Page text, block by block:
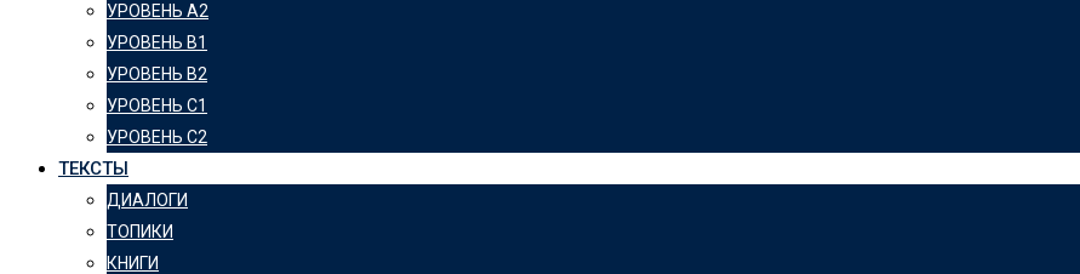
УРОВЕНЬ А2
УРОВЕНЬ B1
УРОВЕНЬ B2
УРОВЕНЬ C1
УРОВЕНЬ C2
ТЕКСТЫ
ДИАЛОГИ
ТОПИКИ
КНИГИ